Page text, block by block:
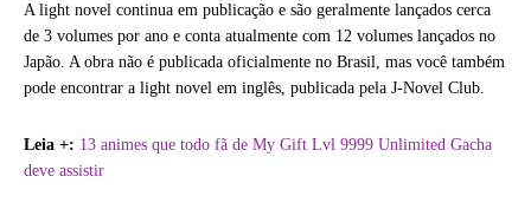
A light novel continua em publicação e são geralmente lançados cerca
de 3 volumes por ano e conta atualmente com 12 volumes lançados no
Japão. A obra não é publicada oficialmente no Brasil, mas você também
pode encontrar a light novel em inglês, publicada pela J-Novel Club.
Leia +: 13 animes que todo fã de My Gift Lvl 9999 Unlimited Gacha
deve assistir